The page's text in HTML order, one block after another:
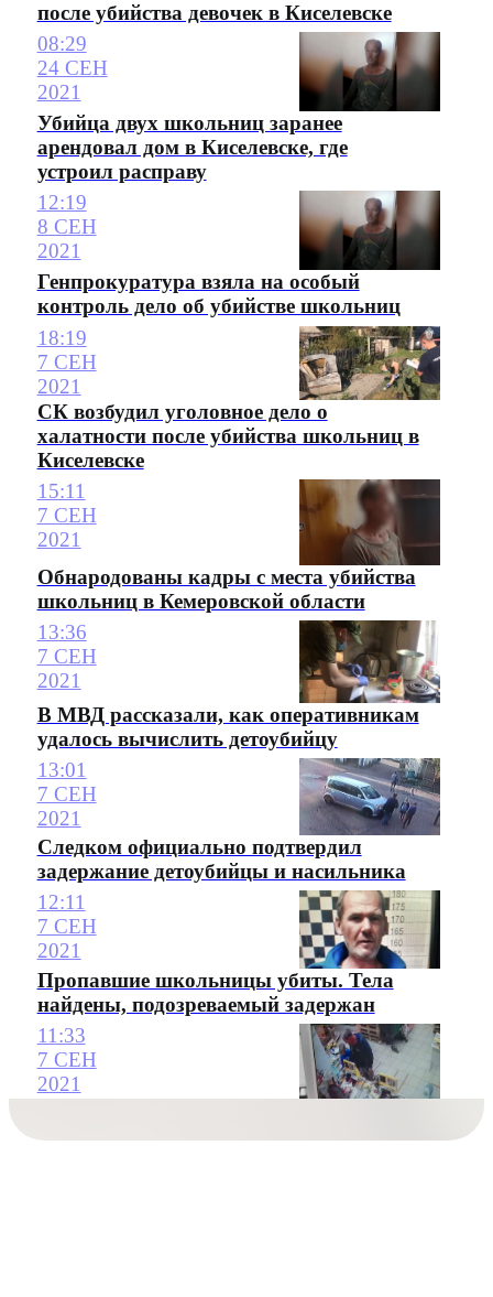
после убийства девочек в Киселевске
08:29
24 СЕН
2021
Убийца двух школьниц заранее
арендовал дом в Киселевске, где
устроил расправу
12:19
8 СЕН
2021
Генпрокуратура взяла на особый
контроль дело об убийстве школьниц
18:19
7 СЕН
2021
СК возбудил уголовное дело о
халатности после убийства школьниц в
Киселевске
15:11
7 СЕН
2021
Обнародованы кадры с места убийства
школьниц в Кемеровской области
13:36
7 СЕН
2021
В МВД рассказали, как оперативникам
удалось вычислить детоубийцу
13:01
7 СЕН
2021
Следком официально подтвердил
задержание детоубийцы и насильника
12:11
7 СЕН
2021
Пропавшие школьницы убиты. Тела
найдены, подозреваемый задержан
11:33
7 СЕН
2021